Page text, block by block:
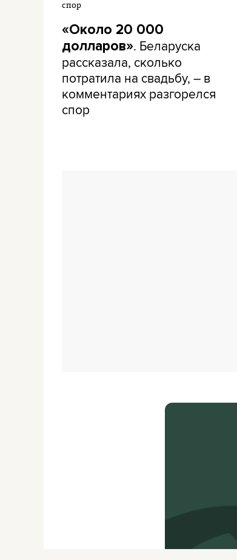
«Около 20 000
долларов». Беларуска
рассказала, сколько
потратила на свадьбу, – в
комментариях разгорелся
спор